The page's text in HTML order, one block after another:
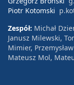
Piotr Kotomski
Zespół: Michał
Janusz Milewski,
Mimier,
Mateusz Mol,